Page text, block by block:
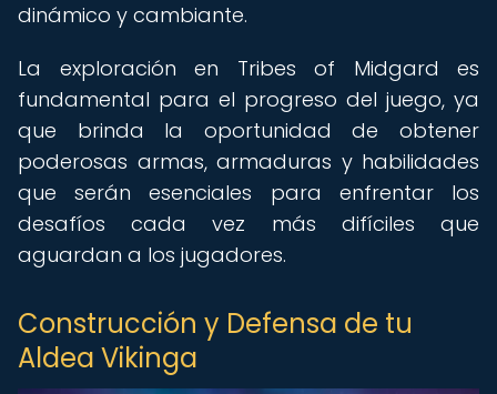
dinámico y cambiante.
La exploración en Tribes of Midgard es
fundamental para el progreso del juego, ya
que brinda la oportunidad de obtener
poderosas armas, armaduras y habilidades
que serán esenciales para enfrentar los
desafíos cada vez más difíciles que
aguardan a los jugadores.
Construcción y Defensa de tu
Aldea Vikinga